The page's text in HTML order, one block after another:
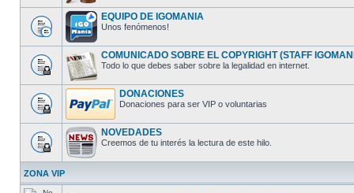
EQUIPO DE IGOMANIA
Unos fenómenos!
COMUNICADO SOBRE EL COPYRIGHT (STAFF
Todo lo que debes saber sobre la legalidad en internet.
DONACIONES
Donaciones para ser VIP o voluntarias
NOVEDADES
Creemos de tu interés la lectura de este hilo.
ZONA VIP